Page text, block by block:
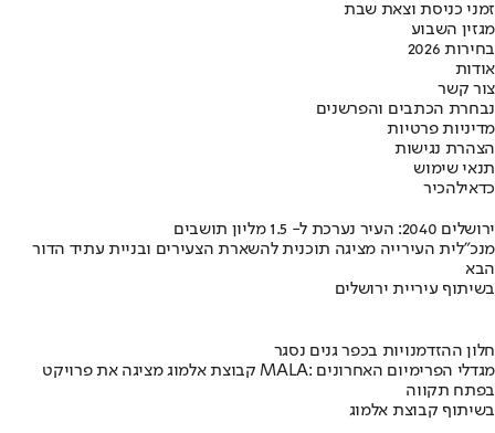
זמני כניסת וצאת שבת
מגזין השבוע
בחירות 2026
אודות
צור קשר
נבחרת הכתבים והפרשנים
מדיניות פרטיות
הצהרת נגישות
תנאי שימוש
כדאילהכיר
ירושלים 2040: העיר נערכת ל- 1.5 מליון תושבים
מנכ"לית העירייה מציגה תוכנית להשארת הצעירים ובניית עתיד הדור
הבא
בשיתוף עיריית ירושלים
חלון ההזדמנויות בכפר גנים נסגר
קבוצת אלמוג מציגה את פרויקט MALA: מגדלי הפרימיום האחרונים
בפתח תקווה
בשיתוף קבוצת אלמוג